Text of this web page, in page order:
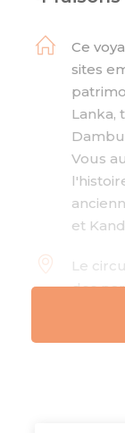
Ce
sites
Lanka,
Vous
et
Le
des